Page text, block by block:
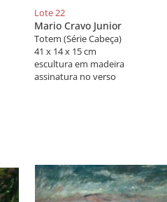
Lote 22
Mario Cravo Junior
Totem (Série Cabeça)
41 x 14 x 15 cm
escultura em madeira
assinatura no verso